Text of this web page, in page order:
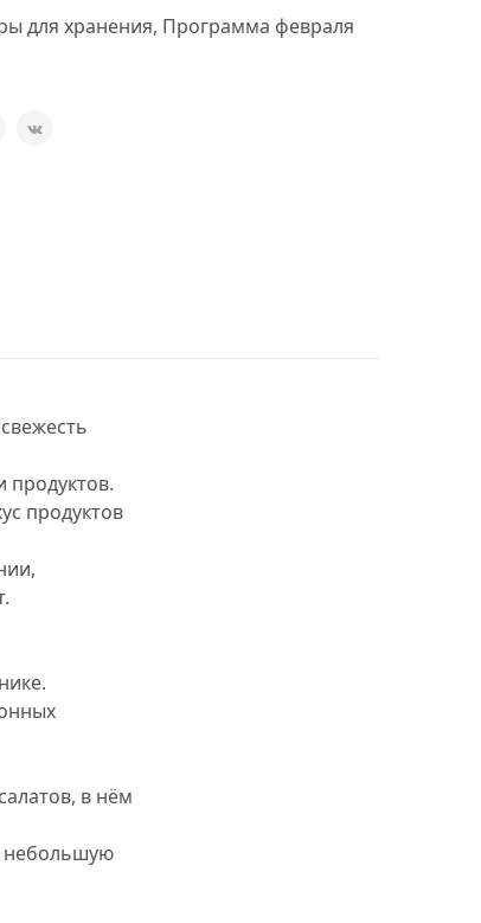
для хранения, Программа февраля
продуктов.
продуктов
в нём
небольшую